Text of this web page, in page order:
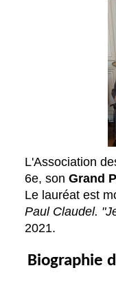
L'Association
6e, son Grand
Le lauréat est
Paul Claudel.
2021.
Biographie